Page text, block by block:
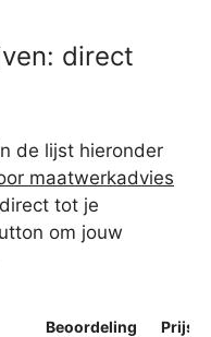
direct
de lijst hieronder
maatwerkadvies
tot je
om jouw
Beoordeling